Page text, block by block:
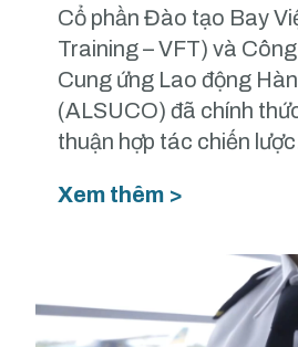
Cổ phần Đào tạo Bay
Training – VFT) và
Cung ứng Lao động
(ALSUCO) đã chính
thuận hợp tác chiến
Xem thêm >